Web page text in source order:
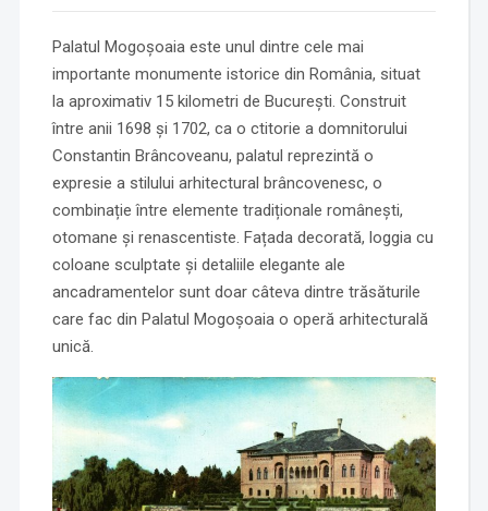
Palatul Mogoșoaia este unul dintre cele mai
importante monumente istorice din România, situat
la aproximativ 15 kilometri de București. Construit
între anii 1698 și 1702, ca o ctitorie a domnitorului
Constantin Brâncoveanu, palatul reprezintă o
expresie a stilului arhitectural brâncovenesc, o
combinație între elemente tradiționale românești,
otomane și renascentiste. Fațada decorată, loggia cu
coloane sculptate și detaliile elegante ale
ancadramentelor sunt doar câteva dintre trăsăturile
care fac din Palatul Mogoșoaia o operă arhitecturală
unică.